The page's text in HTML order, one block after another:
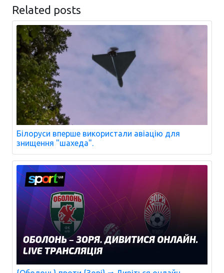
Related posts
Білоруси вперше використали авіацію для
знищення "шахеда".